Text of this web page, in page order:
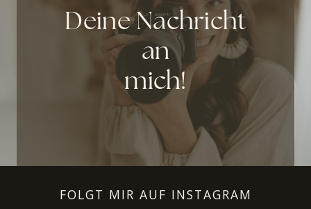
Deine Nachricht
an
mich!
FOLGT MIR AUF INSTAGRAM